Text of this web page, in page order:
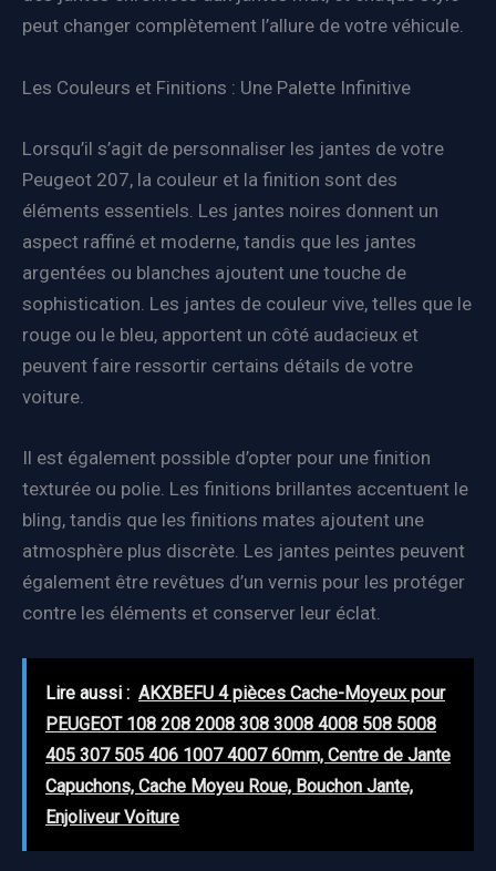
peut changer complètement l’allure de votre véhicule.
Les Couleurs et Finitions : Une Palette Infinitive
Lorsqu’il s’agit de personnaliser les jantes de votre
Peugeot 207, la couleur et la finition sont des
éléments essentiels. Les jantes noires donnent un
aspect raffiné et moderne, tandis que les jantes
argentées ou blanches ajoutent une touche de
sophistication. Les jantes de couleur vive, telles que le
rouge ou le bleu, apportent un côté audacieux et
peuvent faire ressortir certains détails de votre
voiture.
Il est également possible d’opter pour une finition
texturée ou polie. Les finitions brillantes accentuent le
bling, tandis que les finitions mates ajoutent une
atmosphère plus discrète. Les jantes peintes peuvent
également être revêtues d’un vernis pour les protéger
contre les éléments et conserver leur éclat.
Lire aussi : AKXBEFU 4 pièces Cache-Moyeux pour
PEUGEOT 108 208 2008 308 3008 4008 508 5008
405 307 505 406 1007 4007 60mm, Centre de Jante
Capuchons, Cache Moyeu Roue, Bouchon Jante,
Enjoliveur Voiture